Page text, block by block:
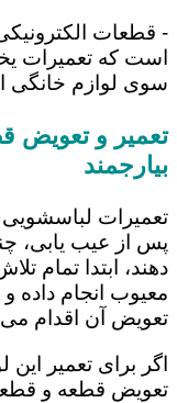
- قطعات
است که تعمیرات
سوی لوازم خانگی
تعمیر و تعویض
بیارجمند
تعمیرات لباسشویی
پس از عیب یابی،
دهند، ابتدا تمام
معیوب انجام داده
تعویض آن اقدام می
اگر برای تعمیر
تعویض قطعه و